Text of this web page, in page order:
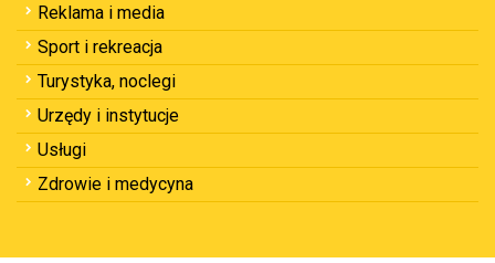
Reklama i media
Sport i rekreacja
Turystyka, noclegi
Urzędy i instytucje
Usługi
Zdrowie i medycyna